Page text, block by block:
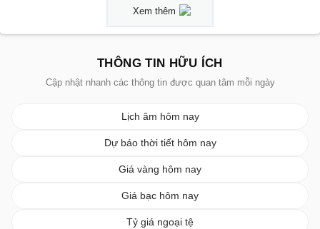
Xem thêm
THÔNG TIN HỮU ÍCH
Cập nhật nhanh các thông tin được quan tâm mỗi ngày
Lịch âm hôm nay
Dự báo thời tiết hôm nay
Giá vàng hôm nay
Giá bạc hôm nay
Tỷ giá ngoại tệ